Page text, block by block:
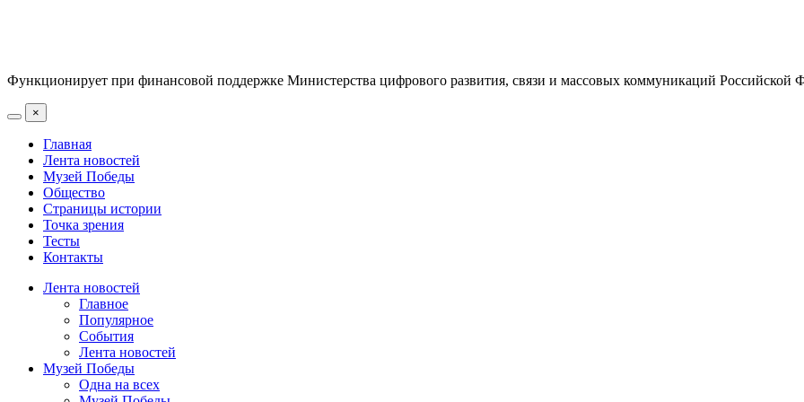
Функционирует при финансовой поддержке Министерства цифрового развития, связи и массовых коммуникаций Российской
×
Главная
Лента новостей
Музей Победы
Общество
Страницы истории
Точка зрения
Тесты
Контакты
Лента новостей
Главное
Популярное
События
Лента новостей
Музей Победы
Одна на всех